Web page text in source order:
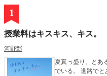
1
授業料はキスキス、キス。
河野彰
夏真っ盛り。とあ
でいる。 進路で